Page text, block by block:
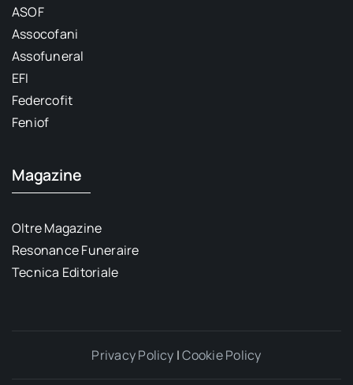
ASOF
Assocofani
Assofuneral
EFI
Federcofit
Feniof
Magazine
Oltre Magazine
Resonance Funeraire
Tecnica Editoriale
Privacy Policy |Cookie Policy